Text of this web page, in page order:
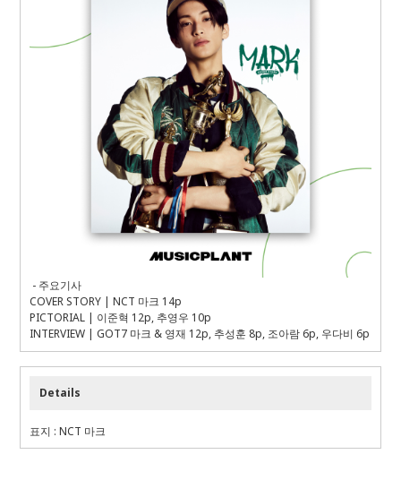
- 주요기사
COVER STORY | NCT 마크 14p
PICTORIAL | 이준혁 12p, 추영우 10p
INTERVIEW | GOT7 마크 & 영재 12p, 추성훈 8p, 조아람 6p, 우다비 6p
Details
표지 : NCT 마크